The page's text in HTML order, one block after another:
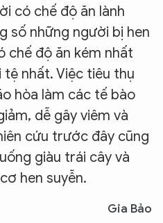
có chế độ ăn lành
số những người bị hen
chế độ ăn kém nhất
nhất. Việc tiêu thụ
hòa làm các tế bào
dễ gây viêm và
cứu trước đây cũng
giàu trái cây và
hen suyễn.
Gia Bảo